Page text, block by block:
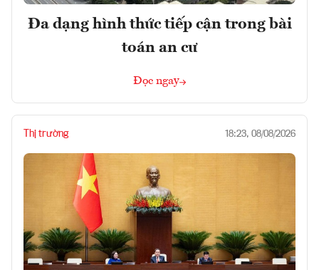
Đa dạng hình thức tiếp cận trong bài
toán an cư
Đọc ngay
Thị trường 18:23, 08/08/2026